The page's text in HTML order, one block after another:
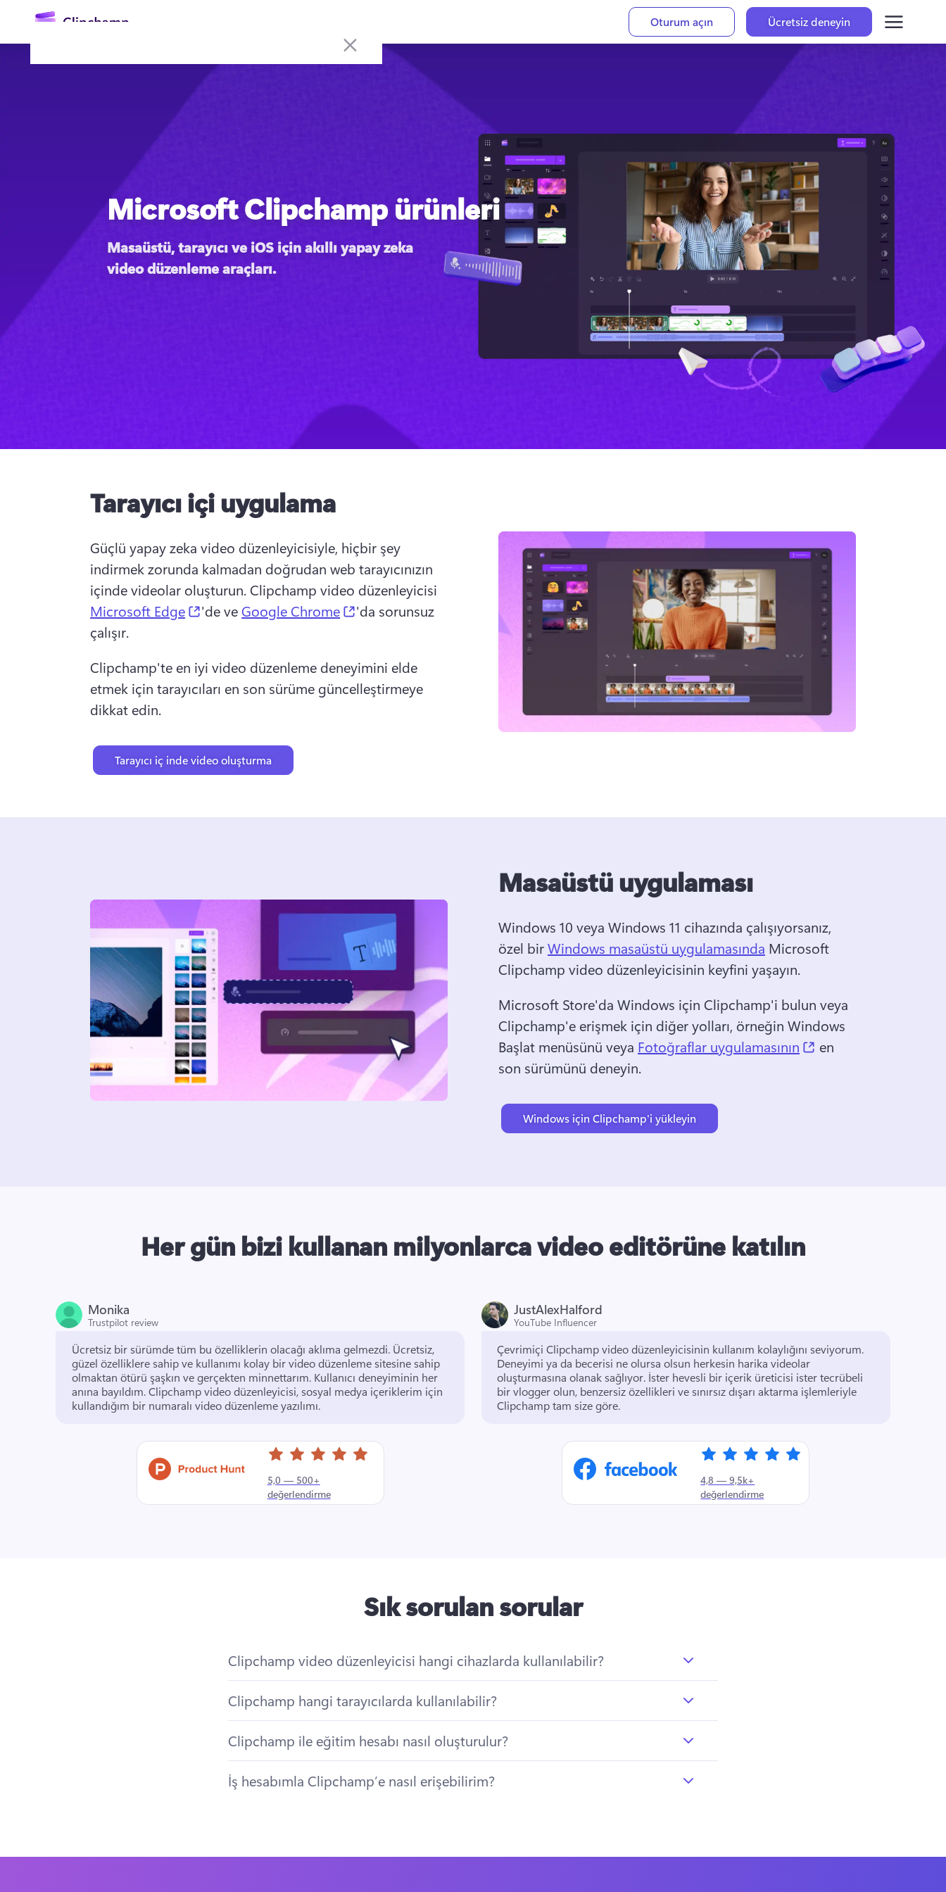
Oturum açın
Ücretsiz deneyin
Oturum açın
Ücretsiz deneyin
Microsoft Clipchamp ürünleri
Masaüstü, tarayıcı ve iOS için akıllı yapay zeka
video düzenleme araçları.
Tarayıcı içi uygulama
Güçlü yapay zeka video düzenleyicisiyle, hiçbir şey
indirmek zorunda kalmadan doğrudan web tarayıcınızın
içinde videolar oluşturun. Clipchamp video düzenleyicisi
Microsoft Edge
(opens in a new tab)
'de ve Google Chrome (opens in a new tab)
'da sorunsuz
çalışır.
Clipchamp'te en iyi video düzenleme deneyimini elde
etmek için tarayıcıları en son sürüme güncelleştirmeye
dikkat edin.
Tarayıcı iç inde video oluşturma
Masaüstü uygulaması
Windows 10 veya Windows 11 cihazında çalışıyorsanız,
özel bir Windows masaüstü uygulamasında Microsoft
Clipchamp video düzenleyicisinin keyfini yaşayın.
Microsoft Store'da Windows için Clipchamp'i bulun veya
Clipchamp'e erişmek için diğer yolları, örneğin Windows
Başlat menüsünü veya Fotoğraflar uygulamasının (opens in a new tab)
en
son sürümünü deneyin.
Windows için Clipchamp'i yükleyin
Her gün bizi kullanan milyonlarca video editörüne katılın
Monika
Trustpilot review
Ücretsiz bir sürümde tüm bu özelliklerin olacağı aklıma gelmezdi. Ücretsiz,
güzel özelliklere sahip ve kullanımı kolay bir video düzenleme sitesine sahip
olmaktan ötürü şaşkın ve gerçekten minnettarım. Kullanıcı deneyiminin her
anına bayıldım. Clipchamp video düzenleyicisi, sosyal medya içeriklerim için
kullandığım bir numaralı video düzenleme yazılımı.
JustAlexHalford
YouTube Influencer
Deneyimi ya da becerisi ne olursa olsun herkesin harika videolar
oluşturmasına olanak sağlıyor. İster hevesli bir içerik üreticisi ister tecrübeli
bir vlogger olun, benzersiz özellikleri ve sınırsız dışarı aktarma işlemleriyle
Clipchamp tam size göre.
5,0 — 500+
değerlendirme
4,8 — 9,5k+
değerlendirme
Sık sorulan sorular
Clipchamp video düzenleyicisi hangi cihazlarda kullanılabilir?
Clipchamp hangi tarayıcılarda kullanılabilir?
Clipchamp ile eğitim hesabı nasıl oluşturulur?
İş hesabımla Clipchamp’e nasıl erişebilirim?